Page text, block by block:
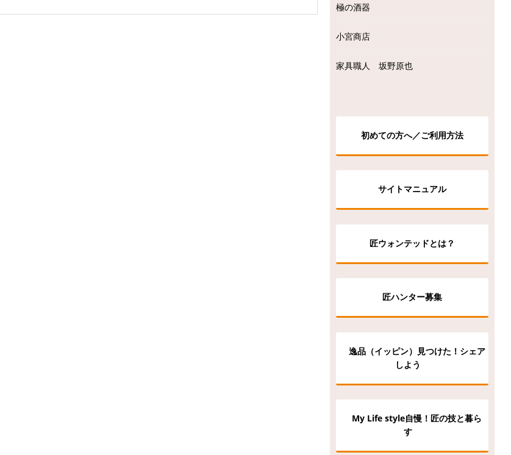
極の酒器
小宮商店
家具職人 坂野原也
初めての方へ／ご利用方法
サイトマニュアル
匠ウォンテッドとは？
匠ハンター募集
逸品（イッピン）見つけた！シェア
しよう
My Life style自慢！匠の技と暮ら
す